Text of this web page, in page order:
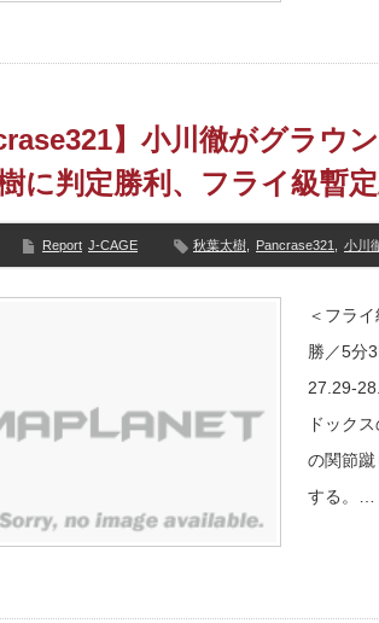
】小川徹がグラウ
に判定勝利、フライ級暫
Report J-CAGE 秋葉太樹 Pancrase321 小川
＜フラ
勝／5分
27.29-
ドック
の関節蹴
する。…